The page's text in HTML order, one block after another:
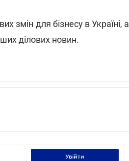
змін для бізнесу в Україні, а
ділових новин.
увійти